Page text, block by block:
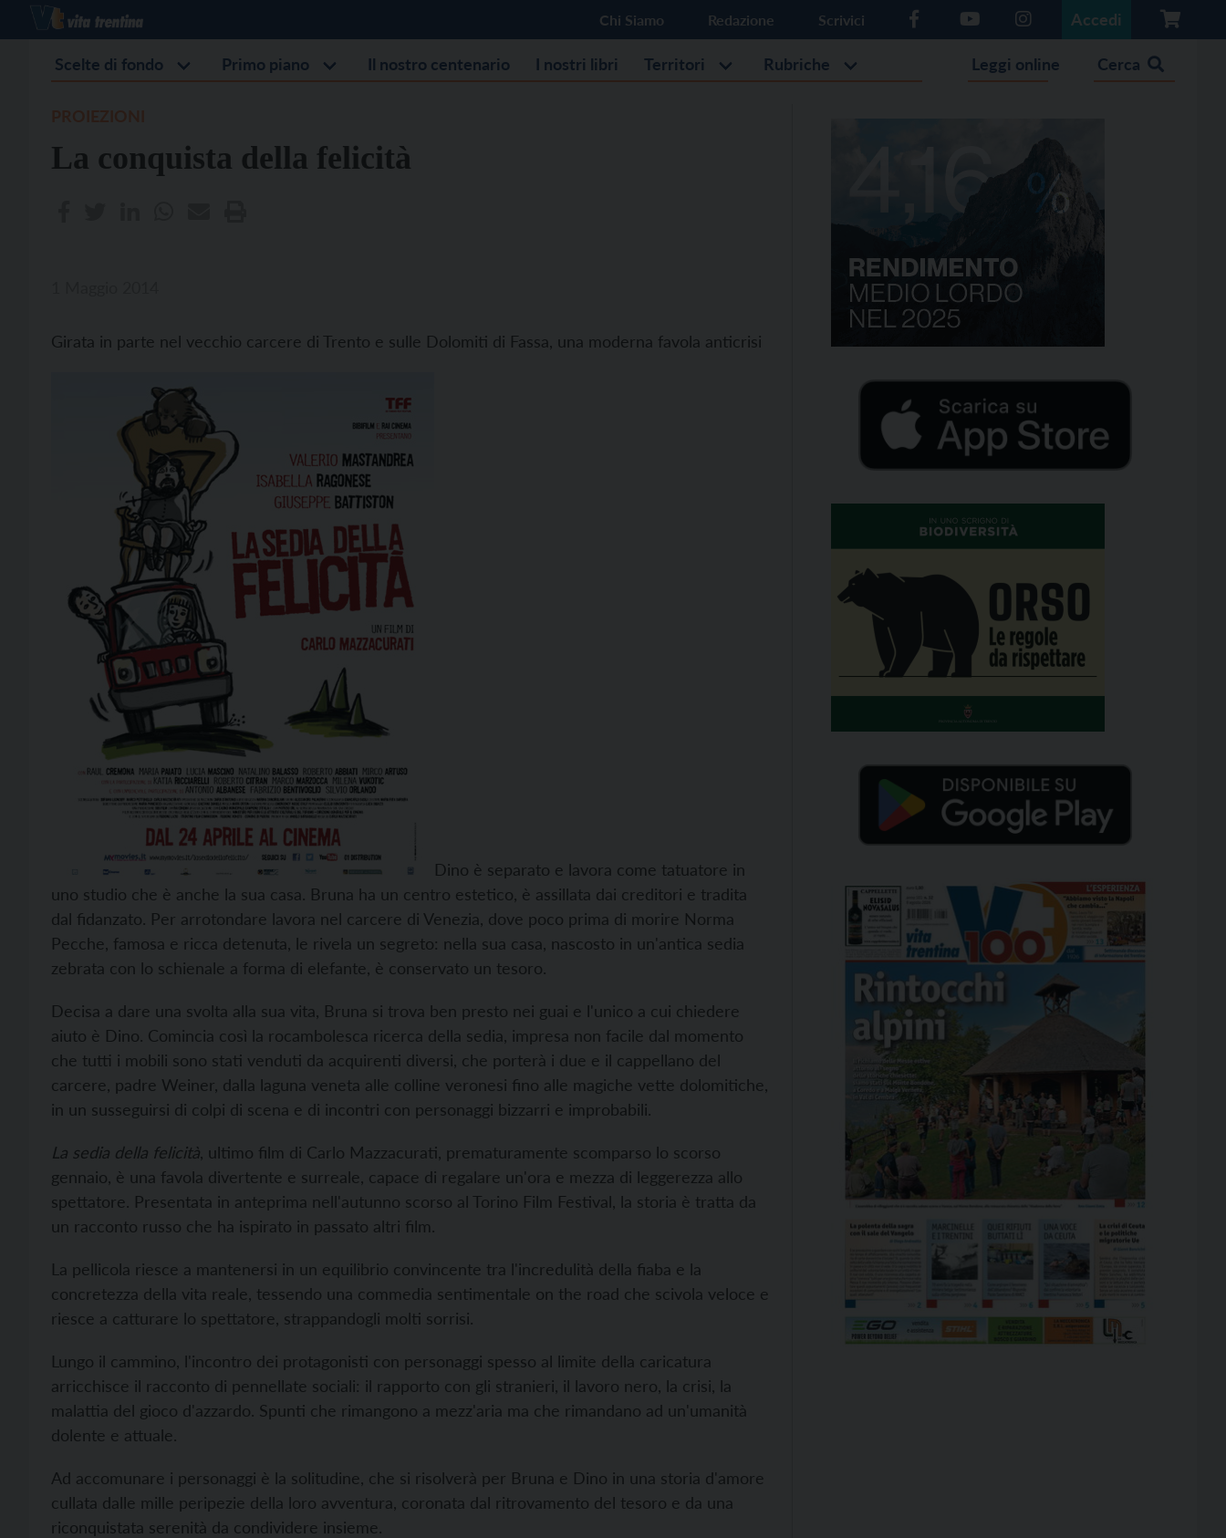
Chi Siamo Redazione Scrivici Accedi
Scelte di fondo Primo piano Il nostro centenario I nostri libri Territori Rubriche Leggi online Cerca
La conquista della felicità
Girata in parte nel vecchio carcere di Trento e sulle Dolomiti di Fassa, una moderna favola anticrisi
Dino è separato e lavora come tatuatore in
uno studio che è anche la sua casa. Bruna ha un centro estetico, è assillata dai creditori e tradita
dal fidanzato. Per arrotondare lavora nel carcere di Venezia, dove poco prima di morire Norma
Pecche, famosa e ricca detenuta, le rivela un segreto: nella sua casa, nascosto in un'antica sedia
zebrata con lo schienale a forma di elefante, è conservato un tesoro.
Decisa a dare una svolta alla sua vita, Bruna si trova ben presto nei guai e l'unico a cui chiedere
aiuto è Dino. Comincia così la rocambolesca ricerca della sedia, impresa non facile dal momento
che tutti i mobili sono stati venduti da acquirenti diversi, che porterà i due e il cappellano del
carcere, padre Weiner, dalla laguna veneta alle colline veronesi fino alle magiche vette dolomitiche,
in un susseguirsi di colpi di scena e di incontri con personaggi bizzarri e improbabili.
La sedia della felicità , ultimo film di Carlo Mazzacurati, prematuramente scomparso lo scorso
gennaio, è una favola divertente e surreale, capace di regalare un'ora e mezza di leggerezza allo
spettatore. Presentata in anteprima nell'autunno scorso al Torino Film Festival, la storia è tratta da
un racconto russo che ha ispirato in passato altri film.
La pellicola riesce a mantenersi in un equilibrio convincente tra l'incredulità della fiaba e la
concretezza della vita reale, tessendo una commedia sentimentale on the road che scivola veloce e
riesce a catturare lo spettatore, strappandogli molti sorrisi.
Lungo il cammino, l'incontro dei protagonisti con personaggi spesso al limite della caricatura
arricchisce il racconto di pennellate sociali: il rapporto con gli stranieri, il lavoro nero, la crisi, la
malattia del gioco d'azzardo. Spunti che rimangono a mezz'aria ma che rimandano ad un'umanità
dolente e attuale.
Ad accomunare i personaggi è la solitudine, che si risolverà per Bruna e Dino in una storia d'amore
cullata dalle mille peripezie della loro avventura, coronata dal ritrovamento del tesoro e da una
riconquistata serenità da condividere insieme.